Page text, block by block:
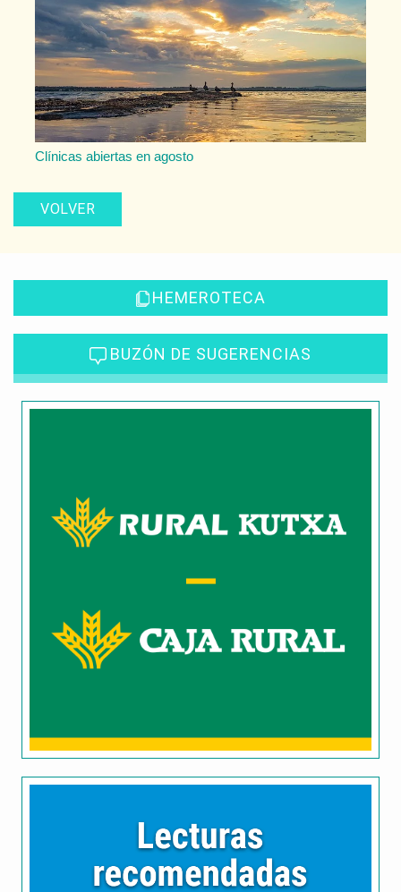
Clínicas abiertas en agosto
VOLVER
HEMEROTECA
BUZÓN DE SUGERENCIAS